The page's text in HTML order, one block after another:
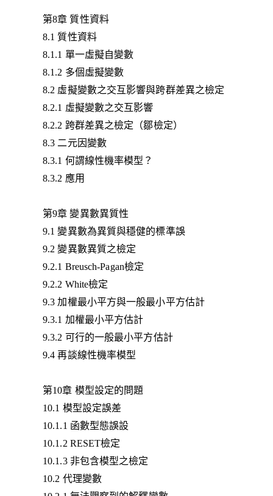
第8章 質性資料
8.1 質性資料
8.1.1 單一虛擬自變數
8.1.2 多個虛擬變數
8.2 虛擬變數之交互影響與跨群差異之檢定
8.2.1 虛擬變數之交互影響
8.2.2 跨群差異之檢定（鄒檢定）
8.3 二元因變數
8.3.1 何謂線性機率模型？
8.3.2 應用
第9章 變異數異質性
9.1 變異數為異質與穩健的標準誤
9.2 變異數異質之檢定
9.2.1 Breusch-Pagan檢定
9.2.2 White檢定
9.3 加權最小平方與一般最小平方估計
9.3.1 加權最小平方估計
9.3.2 可行的一般最小平方估計
9.4 再談線性機率模型
第10章 模型設定的問題
10.1 模型設定誤差
10.1.1 函數型態誤設
10.1.2 RESET檢定
10.1.3 非包含模型之檢定
10.2 代理變數